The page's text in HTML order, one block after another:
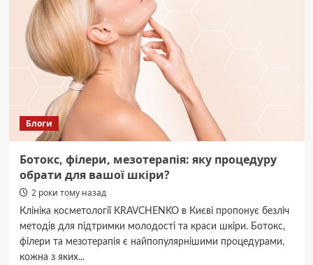
стебло
орхідеї,
щоб
вона
буйно
зацвіла:
ефективний
стимулятор
Блоги
Ботокс, філери, мезотерапія: яку процедуру
обрати для вашої шкіри?
2 роки тому назад
Клініка косметології KRAVCHENKO в Києві пропонує безліч
методів для підтримки молодості та краси шкіри. Ботокс,
філери та мезотерапія є найпопулярнішими процедурами,
кожна з яких...